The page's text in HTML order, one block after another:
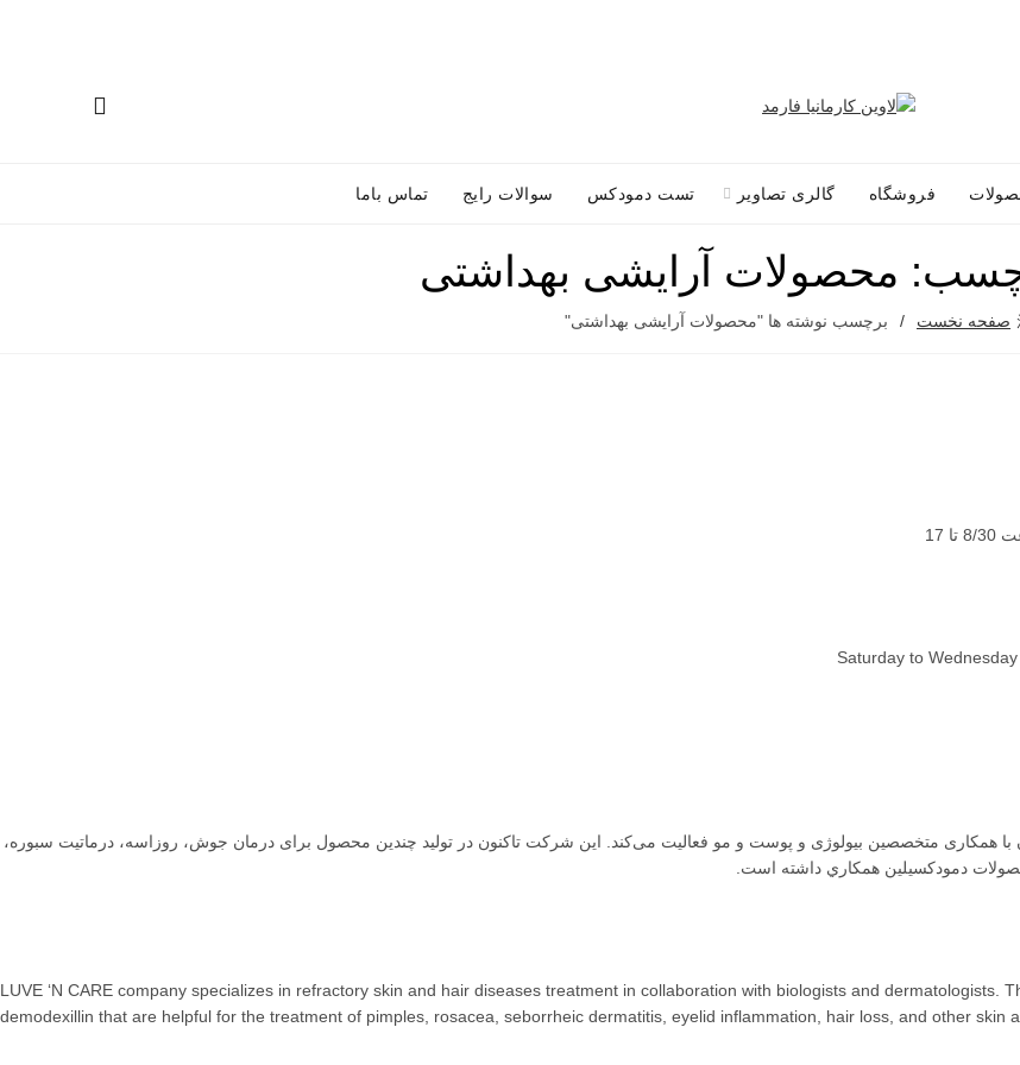
فروشگاه گالری تصاویر تست دمودکس سوالات رایج تماس باما
محصولات آرایشی بهداشتی
صفحه نخست برچسب نوشته ها "محصولات آرایشی بهداشتی"
17
Saturday to
متخصصین بیولوژی و پوست و مو فعالیت می‌کند. این شرکت تاکنون در توليد چندین محصول برای درمان جوش، روزاسه، درماتيت سبوره،
دمودکسیلین همكاري داشته است.
LUVE ‘N CARE company specializes in refractory skin and hair diseases treatment in collaboration with biologists and dermatologists.
demodexillin that are helpful for the treatment of pimples, rosacea, seborrheic dermatitis, eyelid inflammation, hair loss, and other skin